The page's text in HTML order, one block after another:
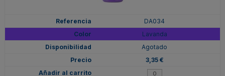
DA034
Lavanda
Agotado
3,35 €